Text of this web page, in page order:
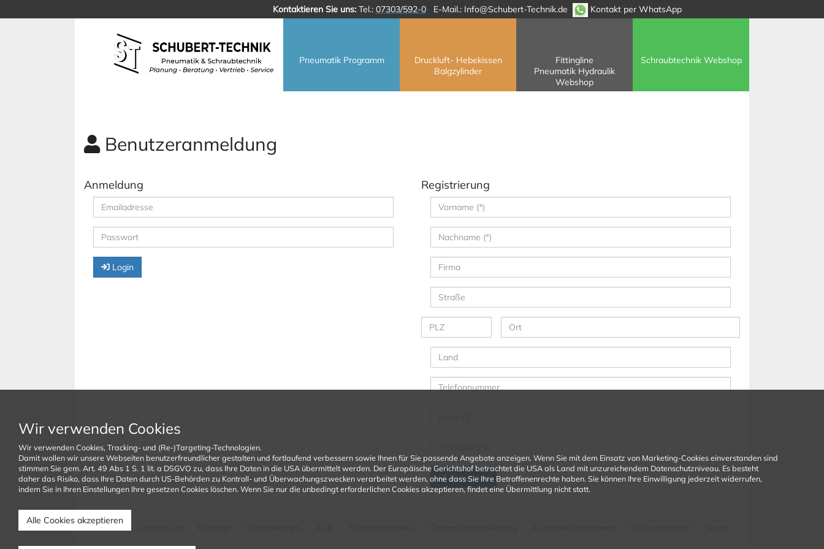
Wir verwenden Cookies
Wir verwenden Cookies, Tracking- und (Re-)Targeting-Technologien.
Damit wollen wir unsere Webseiten benutzerfreundlicher gestalten und fortlaufend verbessern sowie Ihnen für Sie passende Angebote anzeigen. Wenn Sie mit dem Einsatz von Marketing-Cookies einverstanden sind
stimmen Sie gem. Art. 49 Abs 1 S. 1 lit. a DSGVO zu, dass Ihre Daten in die USA übermittelt werden. Der Europäische Gerichtshof betrachtet die USA als Land mit unzureichendem Datenschutzniveau. Es besteht
daher das Risiko, dass Ihre Daten durch US-Behörden zu Kontroll- und Überwachungszwecken verarbeitet werden, ohne dass Sie Ihre Betroffenenrechte haben. Sie können Ihre Einwilligung jederzeit widerrufen,
indem Sie in Ihren Einstellungen Ihre gesetzen Cookies löschen. Wenn Sie nur die unbedingt erforderlichen Cookies akzeptieren, findet eine Übermittlung nicht statt.
Alle Cookies akzeptieren
Kontaktieren Sie uns: Tel.: 07303/592-0 E-Mail.: Info@Schubert-Technik.de Kontakt per WhatsApp
Pneumatik Programm
Druckluft- Hebekissen
Balgzylinder
Fittingline
Pneumatik Hydraulik
Webshop
Schraubtechnik Webshop
Benutzeranmeldung
Anmeldung
Login
Registrierung
Speichern
Kontakt